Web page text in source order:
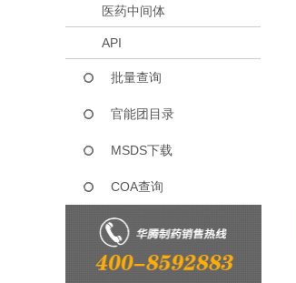
医药中间体
API
批量查询
官能团目录
MSDS下载
COA查询